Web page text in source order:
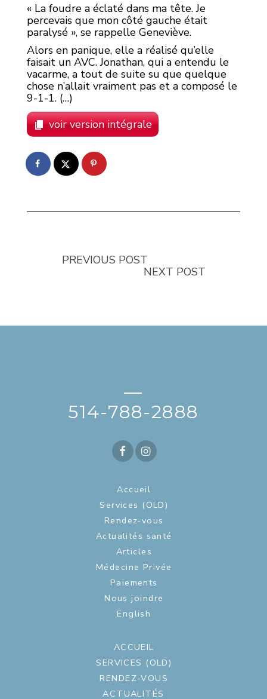
« La foudre a éclaté dans ma tête. Je
percevais que mon côté gauche était
paralysé », se rappelle Geneviève.
Alors en panique, elle a réalisé qu’elle
faisait un AVC. Jonathan, qui a entendu le
vacarme, a tout de suite su que quelque
chose n’allait vraiment pas et a composé le
9-1-1. (…)
voir version intégrale
PREVIOUS POST
NEXT POST
—
514-788-2888
Accueil
Services (OLD)
Rendez-vous
Actualités santé
Articles
Médecine Privée
Paiements
Nous joindre
English
ACCUEIL
SERVICES (OLD)
RENDEZ-VOUS
ACTUALITÉS